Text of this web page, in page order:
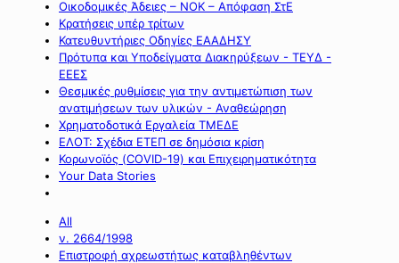
Οικοδομικές Άδειες – ΝΟΚ – Απόφαση ΣτΕ
Κρατήσεις υπέρ τρίτων
Κατευθυντήριες Οδηγίες ΕΑΑΔΗΣΥ
Πρότυπα και Υποδείγματα Διακηρύξεων - ΤΕΥΔ -
ΕΕΕΣ
Θεσμικές ρυθμίσεις για την αντιμετώπιση των
ανατιμήσεων των υλικών - Αναθεώρηση
Χρηματοδοτικά Εργαλεία ΤΜΕΔΕ
ΕΛΟΤ: Σχέδια ΕΤΕΠ σε δημόσια κρίση
Κορωνοϊός (COVID-19) και Επιχειρηματικότητα
Your Data Stories
All
ν. 2664/1998
Επιστροφή αχρεωστήτως καταβληθέντων